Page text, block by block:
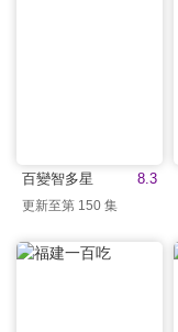
8.3
百變智多星
更新至第 150 集